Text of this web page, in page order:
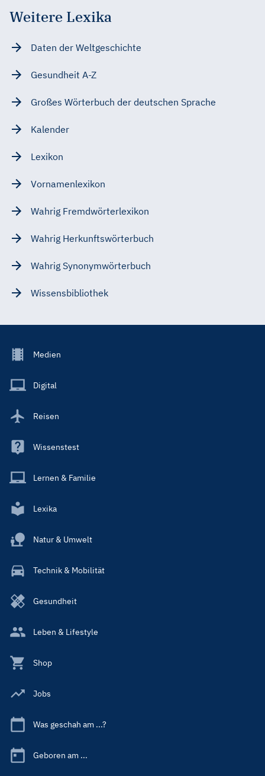
Weitere Lexika
Daten der Weltgeschichte
Gesundheit A-Z
Großes Wörterbuch der deutschen Sprache
Kalender
Lexikon
Vornamenlexikon
Wahrig Fremdwörterlexikon
Wahrig Herkunftswörterbuch
Wahrig Synonymwörterbuch
Wissensbibliothek
Footer
Main
Medien
Digital
Reisen
Wissenstest
Lernen & Familie
Lexika
Natur & Umwelt
Technik & Mobilität
Gesundheit
Leben & Lifestyle
Shop
Jobs
Was geschah am ...?
Geboren am ...